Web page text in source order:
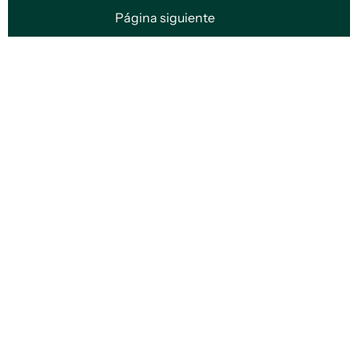
Página siguiente